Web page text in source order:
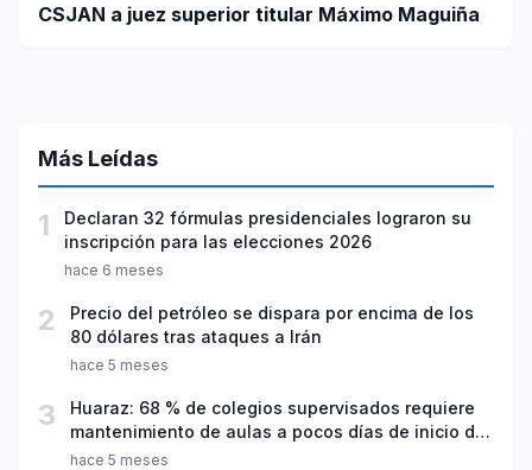
CSJAN a juez superior titular Máximo Maguiña
Más Leídas
1
Declaran 32 fórmulas presidenciales lograron su
inscripción para las elecciones 2026
hace 6 meses
2
Precio del petróleo se dispara por encima de los
80 dólares tras ataques a Irán
hace 5 meses
3
Huaraz: 68 % de colegios supervisados requiere
mantenimiento de aulas a pocos días de inicio del
año escolar 2026
hace 5 meses